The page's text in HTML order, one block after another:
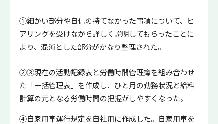
①細かい部分や自信の持てなかった事項について、ヒ
アリングを受けながら詳しく説明してもらったことに
より、混沌とした部分がかなり整理された。
②③現在の活動記録表と労働時間管理簿を組み合わせ
た「一括管理表」を作成し、ひと月の勤務状況と給料
計算の元となる労働時間の把握がしやすくなった。
④自家用車運行規定を自社用に作成した。自家用車を